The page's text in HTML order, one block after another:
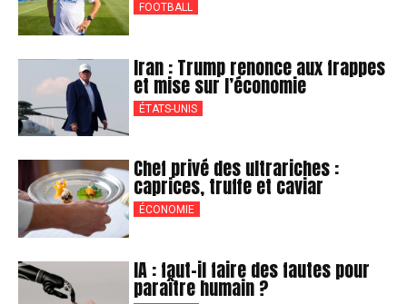
FOOTBALL
Iran : Trump renonce aux frappes
et mise sur l’économie
ÉTATS-UNIS
Chef privé des ultrariches :
caprices, truffe et caviar
ÉCONOMIE
IA : faut-il faire des fautes pour
paraître humain ?